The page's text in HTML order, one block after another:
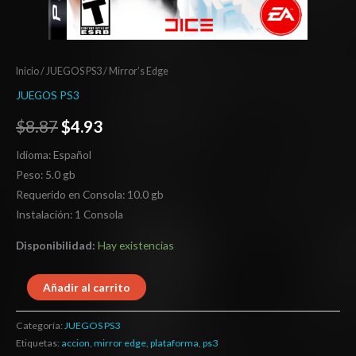
Inicio/ JUEGOS PS3/ Mirror’s Edge
JUEGOS PS3
$8.87$4.93
Idioma: Español
Peso: 5.0 gb
Requerido en Consola: 10.0 gb
Instalación: 1 Consola
Disponibilidad: Hay existencias
Añadir al carrito
Categoría: JUEGOS PS3
Etiquetas: accion mirror edge plataforma ps3